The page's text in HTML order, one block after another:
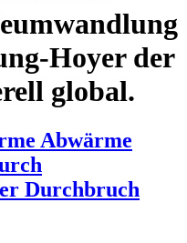
Hoyer der
global.
Abwärme
Durchbruch